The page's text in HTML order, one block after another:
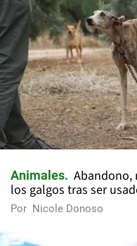
Animales
Abandono,
los galgos tras ser
Por Nicole Donoso